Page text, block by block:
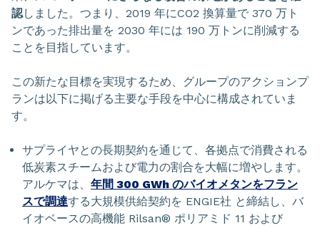
認しました。つまり、2019 年にCO2 換算量で 370 万ト
ンであった排出量を 2030 年には 190 万トンに削減する
ことを目指しています。
この新たな目標を実現するため、グループのアクションプ
ランは以下に掲げる主要な手段を中心に構成されていま
す。
サプライヤとの長期契約を通じて、各拠点で消費される
低炭素スチームおよび電力の割合を大幅に増やします。
アルケマは、 年間 300 GWh のバイオメタンをフラン
スで調達する大規模供給契約を ENGIE社 と締結し、バ
イオベースの高機能 Rilsan® ポリアミド 11 および